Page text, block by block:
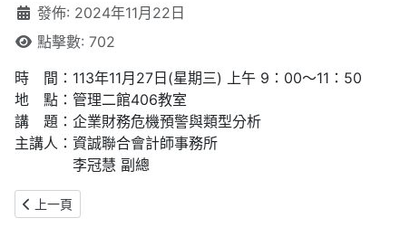
發佈: 2024年11月22日
點擊數: 702
時 間：113年11月27日(星期三) 上午 9：00～11：50
地 點：管理二館406教室
講 題：企業財務危機預警與類型分析
主講人：資誠聯合會計師事務所
李冠慧 副總
上一篇文章: 【會計所講座】從CSR到ESG：企業管理心法
上一頁